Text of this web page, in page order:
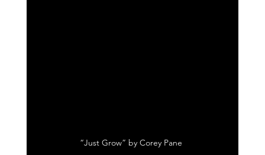
“Just Grow” by Corey Pane